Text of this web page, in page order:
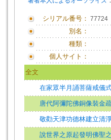
シリアル番号： 77724
別名：
種類：
個人サイト：
全文
在家眾半月誦菩薩戒儀
唐代阿彌陀佛銅像裝金
敬勸天津功德林建立清
說世界之原起發明佛聖